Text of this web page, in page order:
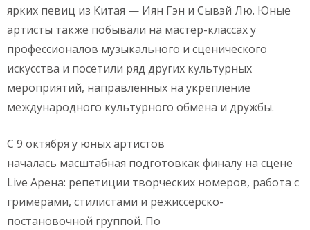
ярких певиц из Китая — Иян Гэн и Сывэй Лю. Юные
артисты также побывали на мастер-классах у
профессионалов музыкального и сценического
искусства и посетили ряд других культурных
мероприятий, направленных на укрепление
международного культурного обмена и дружбы.
С 9 октября у юных артистов
началась масштабная подготовкак финалу на сцене
Live Арена: репетиции творческих номеров, работа с
гримерами, стилистами и режиссерско-
постановочной группой. По